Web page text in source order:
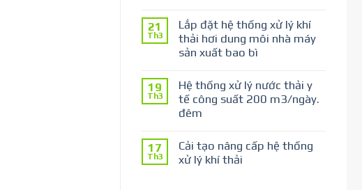
21
Th3
Lắp đặt hệ thống xử lý khí
thải hơi dung môi nhà máy
sản xuất bao bì
19
Th3
Hệ thống xử lý nước thải y
tế công suất 200 m3/ngày.
đêm
17
Th3
Cải tạo nâng cấp hệ thống
xử lý khí thải